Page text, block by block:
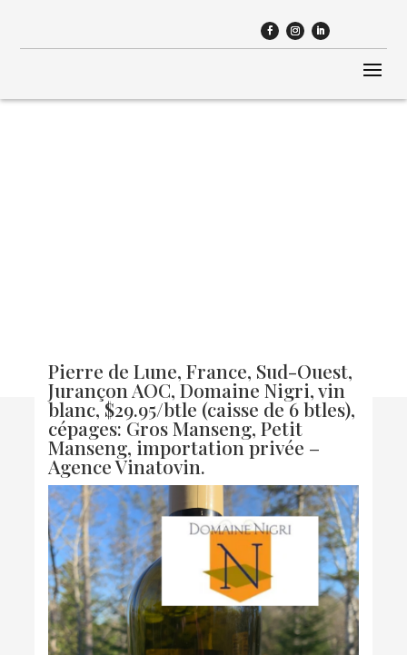
Pierre de Lune, France, Sud-Ouest,
Jurançon AOC, Domaine Nigri, vin
blanc, $29.95/btle (caisse de 6 btles),
cépages: Gros Manseng, Petit
Manseng, importation privée –
Agence Vinatovin.